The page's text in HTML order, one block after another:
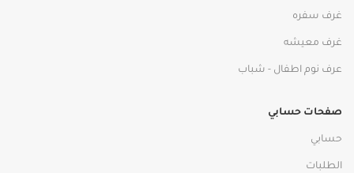
غرف سفره
غرف معيشه
عرف نوم اطفال - شباب
صفحات حسابي
حسابي
الطلبات